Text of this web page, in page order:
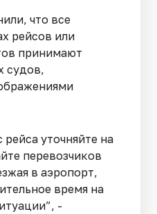
что все
рейсов или
принимают
судов,
уточняйте на
перевозчиков
в аэропорт,
время на
-